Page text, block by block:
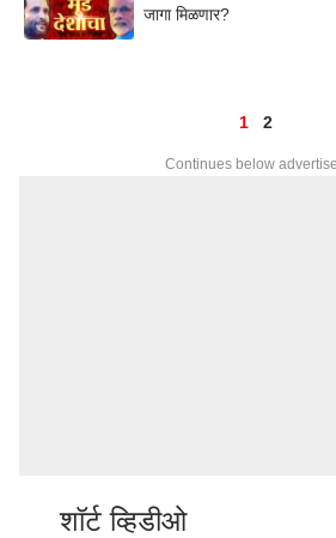
जागा मिळणार?
1 2
Continues below
शॉर्ट व्हिडीओ